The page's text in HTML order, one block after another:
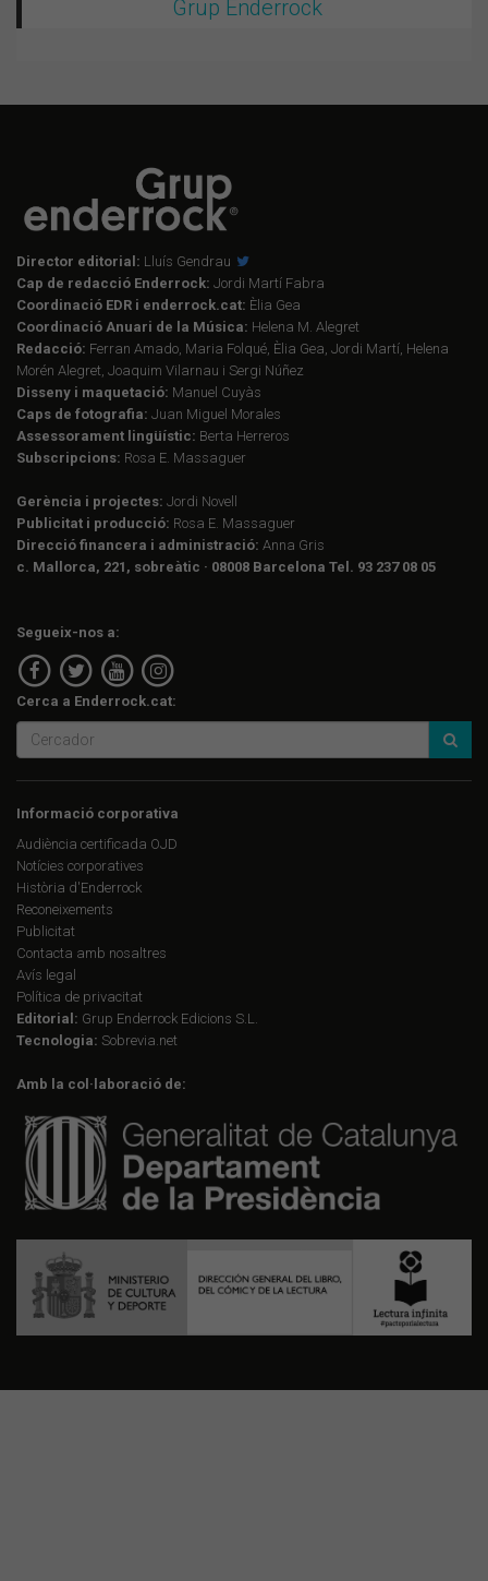
Grup Enderrock
Director editorial: Lluís Gendrau
Cap de redacció Enderrock: Jordi Martí Fabra
Coordinació EDR i enderrock.cat: Èlia Gea
Coordinació Anuari de la Música: Helena M. Alegret
Redacció: Ferran Amado, Maria Folqué, Èlia Gea, Jordi Martí, Helena
Morén Alegret, Joaquim Vilarnau i Sergi Núñez
Disseny i maquetació: Manuel Cuyàs
Caps de fotografia: Juan Miguel Morales
Assessorament lingüístic: Berta Herreros
Subscripcions: Rosa E. Massaguer
Gerència i projectes: Jordi Novell
Publicitat i producció: Rosa E. Massaguer
Direcció financera i administració: Anna Gris
c. Mallorca, 221, sobreàtic · 08008 Barcelona Tel. 93 237 08 05
Segueix-nos a:
Cerca a Enderrock.cat:
Informació corporativa
Audiència certificada OJD
Notícies corporatives
Història d'Enderrock
Reconeixements
Publicitat
Contacta amb nosaltres
Avís legal
Política de privacitat
Editorial: Grup Enderrock Edicions S.L.
Tecnologia: Sobrevia.net
Amb la col·laboració de: